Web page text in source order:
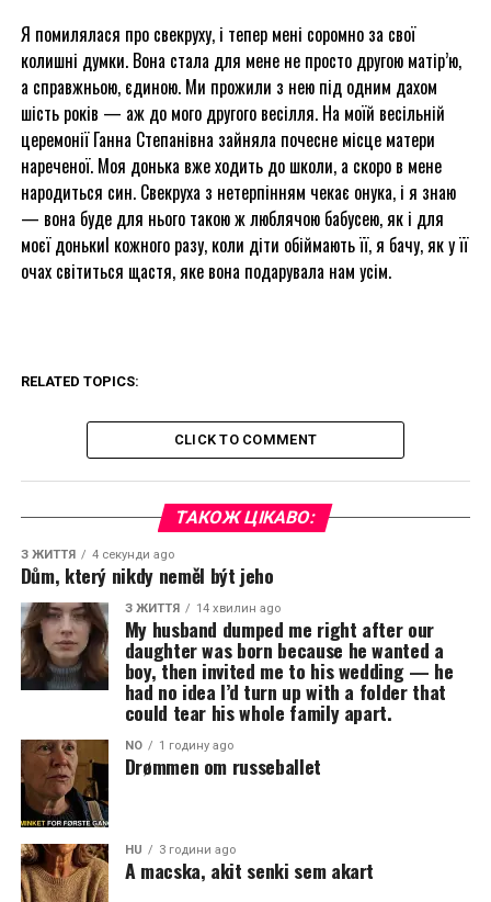
Я помилялася про свекруху, і тепер мені соромно за свої
колишні думки. Вона стала для мене не просто другою матір’ю,
а справжньою, єдиною. Ми прожили з нею під одним дахом
шість років — аж до мого другого весілля. На моїй весільній
церемонії Ганна Степанівна зайняла почесне місце матери
нареченої. Моя донька вже ходить до школи, а скоро в мене
народиться син. Свекруха з нетерпінням чекає онука, і я знаю
— вона буде для нього такою ж люблячою бабусею, як і для
моєї донькиІ кожного разу, коли діти обіймають її, я бачу, як у її
очах світиться щастя, яке вона подарувала нам усім.
RELATED TOPICS:
CLICK TO COMMENT
ТАКОЖ ЦІКАВО:
З ЖИТТЯ 4 секунди ago
Dům, který nikdy neměl být jeho
З ЖИТТЯ 14 хвилин ago
My husband dumped me right after our
daughter was born because he wanted a
boy, then invited me to his wedding — he
had no idea I’d turn up with a folder that
could tear his whole family apart.
NO 1 годину ago
Drømmen om russeballet
HU 3 години ago
A macska, akit senki sem akart